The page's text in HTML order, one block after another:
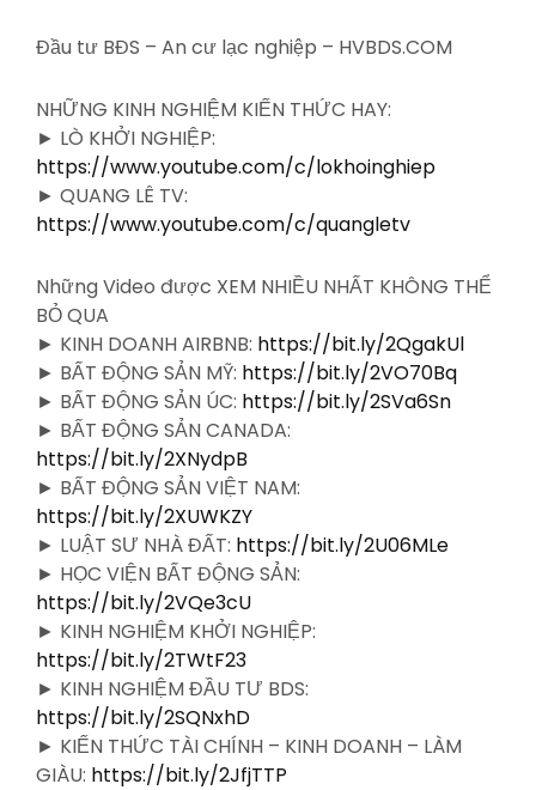
Đầu tư BĐS – An cư lạc nghiệp – HVBDS.COM
NHỮNG KINH NGHIỆM KIẾN THỨC HAY:
► LÒ KHỞI NGHIỆP:
https://www.youtube.com/c/lokhoinghiep
► QUANG LÊ TV:
https://www.youtube.com/c/quangletv
Những Video được XEM NHIỀU NHẤT KHÔNG THỂ
BỎ QUA
► KINH DOANH AIRBNB: https://bit.ly/2QgakUl
► BẤT ĐỘNG SẢN MỸ: https://bit.ly/2VO70Bq
► BẤT ĐỘNG SẢN ÚC: https://bit.ly/2SVa6Sn
► BẤT ĐỘNG SẢN CANADA:
https://bit.ly/2XNydpB
► BẤT ĐỘNG SẢN VIỆT NAM:
https://bit.ly/2XUWKZY
► LUẬT SƯ NHÀ ĐẤT: https://bit.ly/2U06MLe
► HỌC VIỆN BẤT ĐỘNG SẢN:
https://bit.ly/2VQe3cU
► KINH NGHIỆM KHỞI NGHIỆP:
https://bit.ly/2TWtF23
► KINH NGHIỆM ĐẦU TƯ BDS:
https://bit.ly/2SQNxhD
► KIẾN THỨC TÀI CHÍNH – KINH DOANH – LÀM
GIÀU: https://bit.ly/2JfjTTP